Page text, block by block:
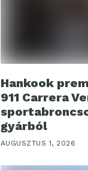
Hankook
911 Carrera
gyárból
AUGUSZTUS 1, 2026